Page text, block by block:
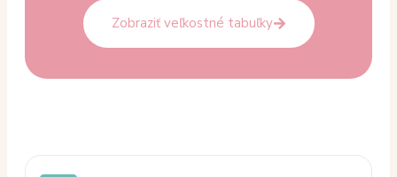
Zobraziť veľkostné tabuľky